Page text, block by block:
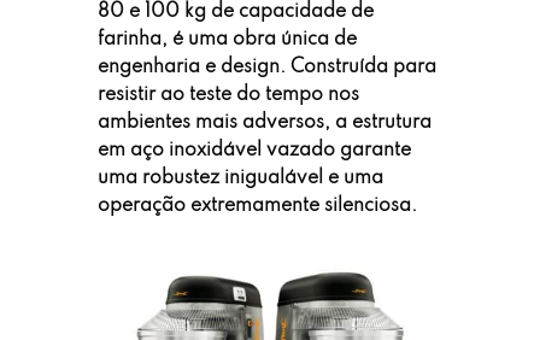
80 e 100 kg de capacidade de
farinha, é uma obra única de
engenharia e design. Construída para
resistir ao teste do tempo nos
ambientes mais adversos, a estrutura
em aço inoxidável vazado garante
uma robustez inigualável e uma
operação extremamente silenciosa.